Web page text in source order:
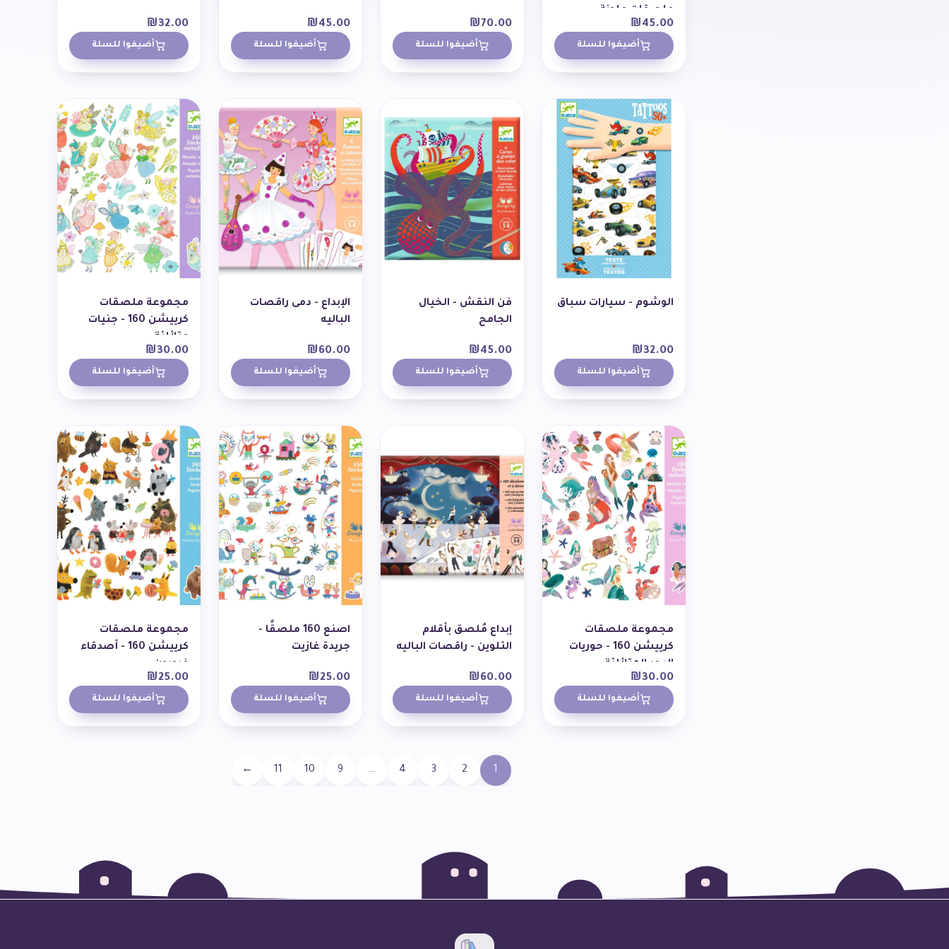
ملصقات ملونة
₪45.00
أضيفوا للسلة
₪70.00
أضيفوا للسلة
₪45.00
أضيفوا للسلة
₪32.00
أضيفوا للسلة
الوشوم - سيارات سباق
₪32.00
أضيفوا للسلة
فن النقش - الخيال
الجامح
₪45.00
أضيفوا للسلة
الإبداع - دمى راقصات
الباليه
₪60.00
أضيفوا للسلة
مجموعة ملصقات
كرييشن 160 - جنيات
متلألئة
₪30.00
أضيفوا للسلة
مجموعة ملصقات
كرييشن 160 - حوريات
البحر المتلألئة
₪30.00
أضيفوا للسلة
إبداع مُلصق بأقلام
التلوين - راقصات الباليه
₪60.00
أضيفوا للسلة
اصنع 160 ملصقًا -
جريدة غازيت
₪25.00
أضيفوا للسلة
مجموعة ملصقات
كرييشن 160 - أصدقاء
فرويون
₪25.00
أضيفوا للسلة
1
2
3
4
…
9
10
11
←